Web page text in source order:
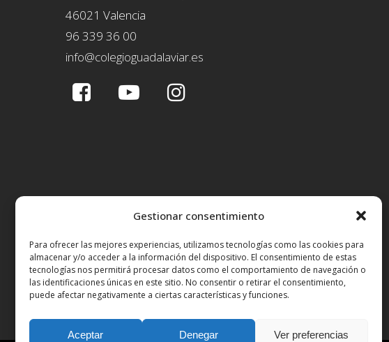
Gestionar consentimiento
Para ofrecer las mejores experiencias, utilizamos tecnologías como las cookies para
almacenar y/o acceder a la información del dispositivo. El consentimiento de estas
tecnologías nos permitirá procesar datos como el comportamiento de navegación o
las identificaciones únicas en este sitio. No consentir o retirar el consentimiento,
puede afectar negativamente a ciertas características y funciones.
Aceptar Denegar Ver preferencias
46021 Valencia
96 339 36 00
info@colegioguadalaviar.es